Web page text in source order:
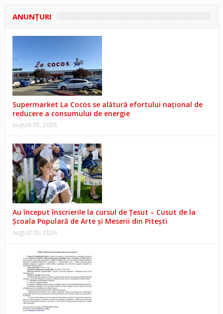
ANUNŢURI
Supermarket La Cocos se alătură efortului național de
reducere a consumului de energie
august 05, 2026
Au început înscrierile la cursul de Țesut – Cusut de la
Școala Populară de Arte și Meserii din Pitești
august 05, 2026